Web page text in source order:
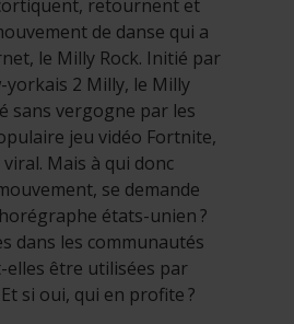
retournent et
de danse qui a
le Milly Rock. Initié par
yorkais 2 Milly, le Milly
sans vergogne par les
jeu vidéo Fortnite,
viral. Mais à qui donc
se demande
états-unien ?
dans les communautés
elles être utilisées par
si oui, qui en profite ?